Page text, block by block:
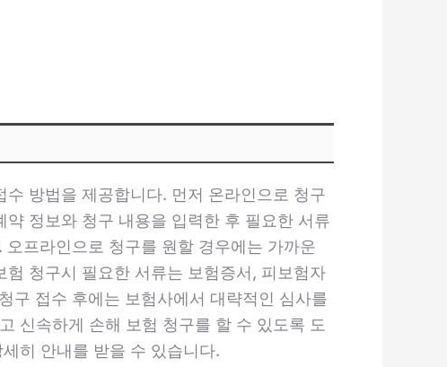
방법을 제공합니다. 먼저 온라인으로 청구
정보와 청구 내용을 입력한 후 필요한 서류
프라인으로 청구를 원할 경우에는 가까운
청구시 필요한 서류는 보험증서, 피보험자
구 접수 후에는 보험사에서 대략적인 심사를
신속하게 손해 보험 청구를 할 수 있도록 도
히 안내를 받을 수 있습니다.